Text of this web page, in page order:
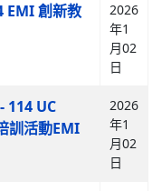
EMI 創新教
2026
年1
月02
日
114 UC
訓活動EMI
2026
年1
月02
日